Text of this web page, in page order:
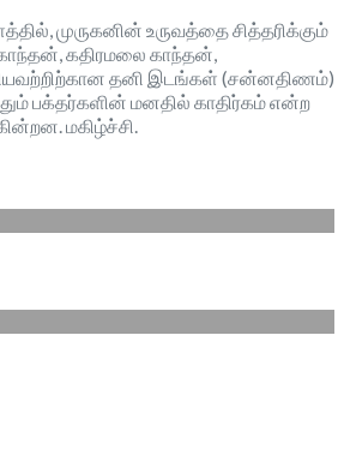
முருகனின் உருவத்தை சித்தரிக்கும்
கதிரமலை காந்தன்,
தனி இடங்கள் (சன்னதிணம்)
பக்தர்களின் மனதில் காதிர்கம் என்ற
மகிழ்ச்சி.